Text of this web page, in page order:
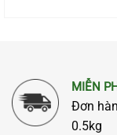
MIỄN
Đơn
0.5kg